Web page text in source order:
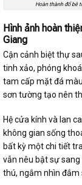
Hoàn thành đổ bê
Hình ảnh hoàn
Giang
Cận cảnh biệt thự
tinh xảo, phóng
tam cấp mặt đá
sơn tường tạo nên
Hệ cửa kính và lan
không gian sống
bất kỳ một chi tiết
vẫn nêu bật sự
thú, ngắm nhìn đắm